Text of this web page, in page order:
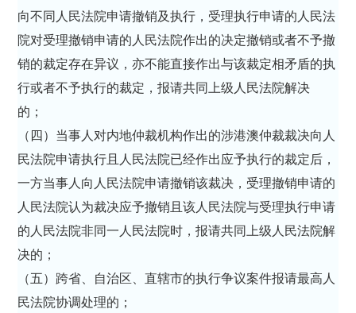
向不同人民法院申请撤销及执行，受理执行申请的人民法
院对受理撤销申请的人民法院作出的决定撤销或者不予撤
销的裁定存在异议，亦不能直接作出与该裁定相矛盾的执
行或者不予执行的裁定，报请共同上级人民法院解决
的；
（四）当事人对内地仲裁机构作出的涉港澳仲裁裁决向人
民法院申请执行且人民法院已经作出应予执行的裁定后，
一方当事人向人民法院申请撤销该裁决，受理撤销申请的
人民法院认为裁决应予撤销且该人民法院与受理执行申请
的人民法院非同一人民法院时，报请共同上级人民法院解
决的；
（五）跨省、自治区、直辖市的执行争议案件报请最高人
民法院协调处理的；